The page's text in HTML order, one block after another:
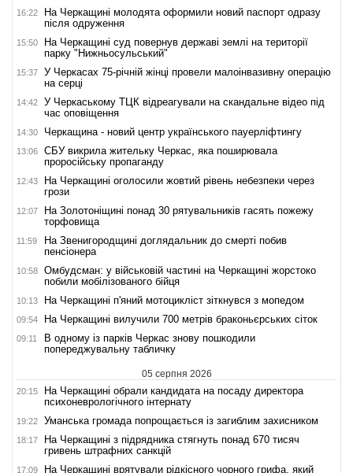
16:22
На Черкащині молодята оформили новий паспорт одразу
після одруження
15:50
На Черкащині суд повернув державі землі на території
парку "Нижньосульський"
15:37
У Черкасах 75-річній жінці провели малоінвазивну операцію
на серці
14:42
У Черкаському ТЦК відреагували на скандальне відео під
час оповіщення
14:30 Черкащина - новий центр українського пауерліфтингу
13:06
СБУ викрила жительку Черкас, яка поширювала
проросійську пропаганду
12:43
На Черкащині оголосили жовтий рівень небезпеки через
грози
12:07
На Золотоніщині понад 30 рятувальників гасять пожежу
торфовища
11:59
На Звенигородщині доглядальник до смерті побив
пенсіонера
10:58
Омбудсман: у військовій частині на Черкащині жорстоко
побили мобілізованого бійця
10:13 На Черкащині п'яний мотоцикліст зіткнувся з мопедом
09:54 На Черкащині вилучили 700 метрів браконьєрських сіток
09:11
В одному із парків Черкас знову пошкодили
попереджувальну табличку
05 серпня 2026
20:15
На Черкащині обрали кандидата на посаду директора
психоневрологічного інтернату
19:22 Уманська громада попрощається із загиблим захисником
18:17
На Черкащині з підрядника стягнуть понад 670 тисяч
гривень штрафних санкцій
17:09
На Черкащині врятували рідкісного чорного грифа, який